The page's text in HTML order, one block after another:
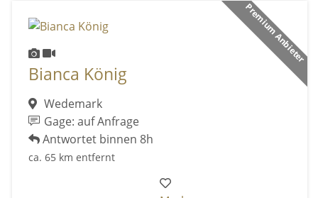
Premium Anbieter
Bianca König
Wedemark
Gage: auf Anfrage
Antwortet binnen 8h
ca. 65 km entfernt